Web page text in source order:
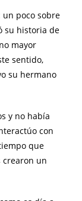
un poco sobre
su historia de
mayor
sentido,
su hermano
y no había
con
que
crearon un